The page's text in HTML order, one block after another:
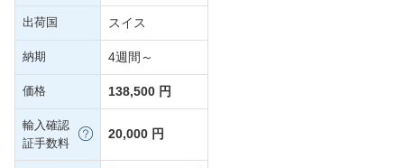
出荷国 スイス
納期 4週間～
価格 138,500 円
輸入確認
証手数料
20,000 円